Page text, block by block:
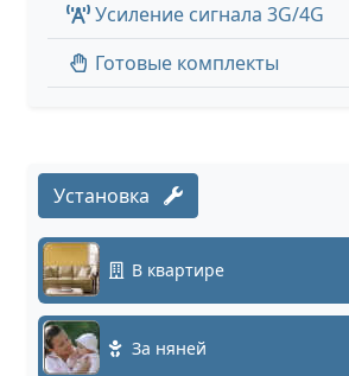
Усиление сигнала 3G/4G
Готовые комплекты
Установка
В квартире
За няней